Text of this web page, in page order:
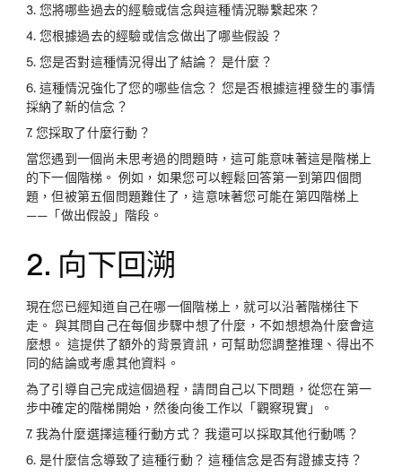
3. 您將哪些過去的經驗或信念與這種情況聯繫起來？
4. 您根據過去的經驗或信念做出了哪些假設？
5. 您是否對這種情況得出了結論？ 是什麼？
6. 這種情況強化了您的哪些信念？ 您是否根據這裡發生的事情
採納了新的信念？
7. 您採取了什麼行動？
當您遇到一個尚未思考過的問題時，這可能意味著這是階梯上
的下一個階梯。 例如，如果您可以輕鬆回答第一到第四個問
題，但被第五個問題難住了，這意味著您可能在第四階梯上
——「做出假設」階段。
2. 向下回溯
現在您已經知道自己在哪一個階梯上，就可以沿著階梯往下
走。 與其問自己在每個步驟中想了什麼，不如想想為什麼會這
麼想。 這提供了額外的背景資訊，可幫助您調整推理、得出不
同的結論或考慮其他資料。
為了引導自己完成這個過程，請問自己以下問題，從您在第一
步中確定的階梯開始，然後向後工作以「觀察現實」。
7. 我為什麼選擇這種行動方式？ 我還可以採取其他行動嗎？
6. 是什麼信念導致了這種行動？ 這種信念是否有證據支持？